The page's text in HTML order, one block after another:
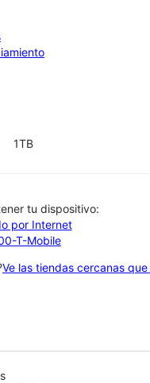
1TB
tu dispositivo:
por Internet
T-Mobile
Ve las tiendas cercanas